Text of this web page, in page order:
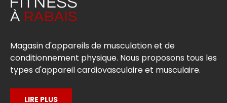
Magasin d'appareils de musculation et de
conditionnement physique. Nous proposons tous les
types d'appareil cardiovasculaire et musculaire.
LIRE PLUS